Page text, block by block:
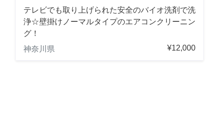
テレビでも取り上げられた安全のバイオ洗剤で洗
浄☆壁掛けノーマルタイプのエアコンクリーニン
グ！
神奈川県
¥12,000